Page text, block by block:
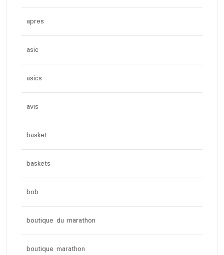
apres
asic
asics
avis
basket
baskets
bob
boutique du marathon
boutique marathon